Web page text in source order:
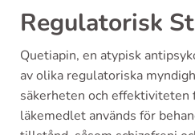
Regulatorisk
Quetiapin, en atypisk
av olika regulatoriska
säkerheten och effektiviteten
läkemedlet används för